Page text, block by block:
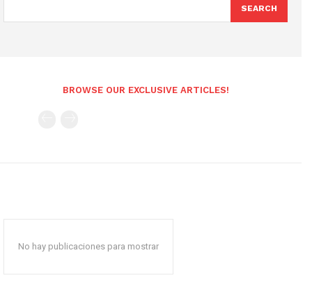
SEARCH
BROWSE OUR EXCLUSIVE ARTICLES!
No hay publicaciones para mostrar